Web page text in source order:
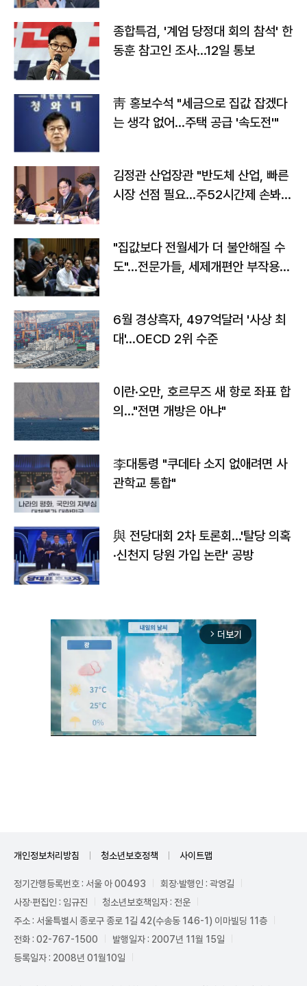
종합특검, '계엄 당정대 회의 참석' 한
동훈 참고인 조사...12일 통보
靑 홍보수석 "세금으로 집값 잡겠다
는 생각 없어…주택 공급 '속도전'"
김정관 산업장관 "반도체 산업, 빠른
시장 선점 필요…주52시간제 손봐
"집값보다 전월세가 더 불안해질 수
도"…전문가들, 세제개편안 부작용
6월 경상흑자, 497억달러 '사상 최
대'…OECD 2위 수준
이란·오만, 호르무즈 새 항로 좌표 합
의…"전면 개방은 아냐"
李대통령 "쿠데타 소지 없애려면 사
관학교 통합"
與 전당대회 2차 토론회…'탈당 의혹
·신천지 당원 가입 논란' 공방
arrow_forward_ios 더보기
개인정보처리방침 청소년보호정책 사이트맵
정기간행등록번호 : 서울 아 00493
회장·발행인 : 곽영길
사장·편집인 : 임규진
청소년보호책임자 : 전운
주소 : 서울특별시 종로구 종로 1길 42(수송동 146-1) 이마빌딩 11층
전화 : 02-767-1500
발행일자 : 2007년 11월 15일
등록일자 : 2008년 01월10일